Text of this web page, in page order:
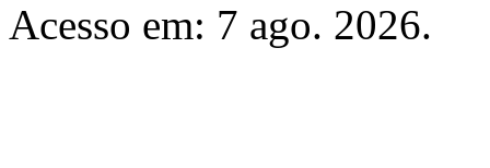
Acesso em: 7 ago. 2026.